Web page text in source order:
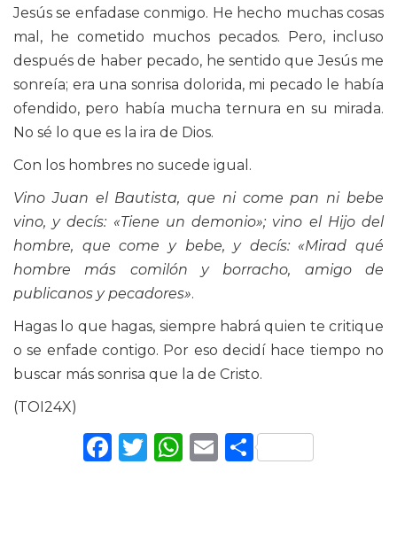
Jesús se enfadase conmigo. He hecho muchas cosas
mal, he cometido muchos pecados. Pero, incluso
después de haber pecado, he sentido que Jesús me
sonreía; era una sonrisa dolorida, mi pecado le había
ofendido, pero había mucha ternura en su mirada.
No sé lo que es la ira de Dios.
Con los hombres no sucede igual.
Vino Juan el Bautista, que ni come pan ni bebe
vino, y decís: «Tiene un demonio»; vino el Hijo del
hombre, que come y bebe, y decís: «Mirad qué
hombre más comilón y borracho, amigo de
publicanos y pecadores».
Hagas lo que hagas, siempre habrá quien te critique
o se enfade contigo. Por eso decidí hace tiempo no
buscar más sonrisa que la de Cristo.
(TOI24X)
Facebook
Twitter
WhatsApp
Email